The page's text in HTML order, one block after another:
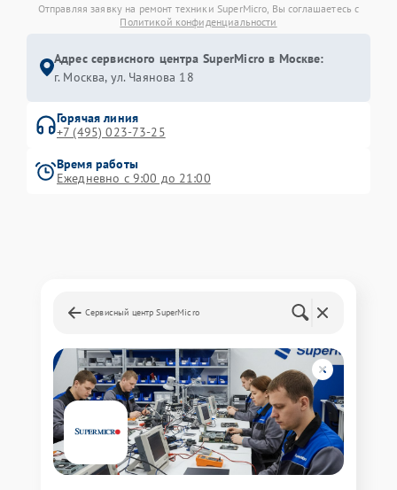
Отправляя заявку на ремонт техники SuperMicro, Вы соглашаетесь с
Политикой конфиденциальности
Адрес сервисного центра SuperMicro в Москве:
г. Москва, ул. Чаянова 18
Горячая линия
+7 (495) 023-73-25
Время работы
Ежедневно с 9:00 до 21:00
Сервисный центр SuperMicro